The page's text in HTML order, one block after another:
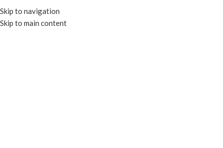
Skip to navigation
Skip to main content